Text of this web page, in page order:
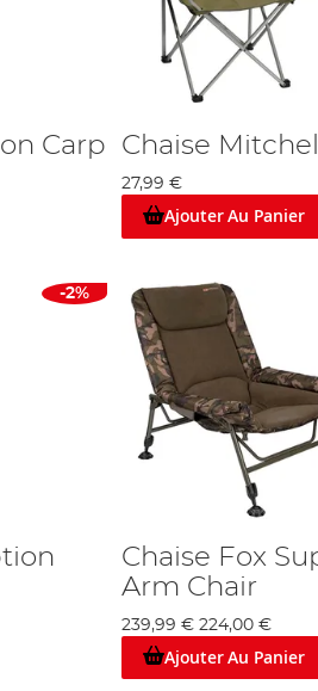
Carp
Chaise
27,99 €
Ajouter Au Panier
-2%
Chaise Fox
Arm Chair
239,99 € 224,00 €
Ajouter Au Panier